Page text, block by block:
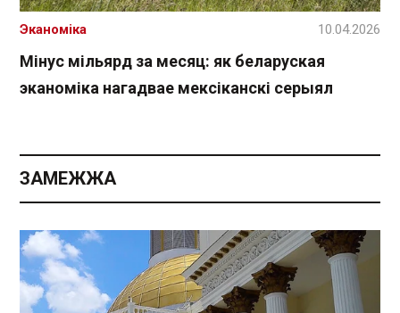
Мінус мільярд за месяц: як беларуская
эканоміка нагадвае мексіканскі серыял
Эканоміка 10.04.2026
ЗАМЕЖЖА